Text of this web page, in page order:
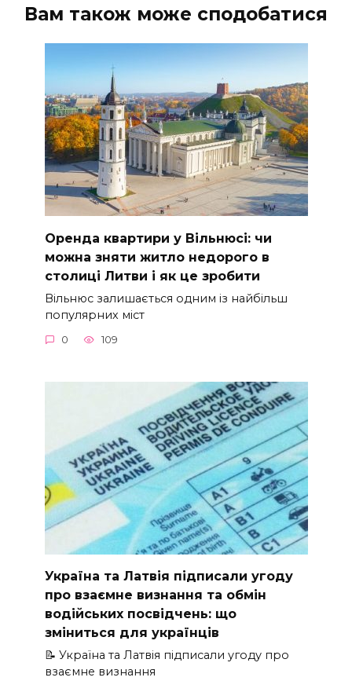
Вам також може сподобатися
Оренда квартири у Вільнюсі: чи
можна зняти житло недорого в
столиці Литви і як це зробити
Вільнюс залишається одним із найбільш
популярних міст
0 109
Україна та Латвія підписали угоду
про взаємне визнання та обмін
водійських посвідчень: що
зміниться для українців
📝 Україна та Латвія підписали угоду про
взаємне визнання